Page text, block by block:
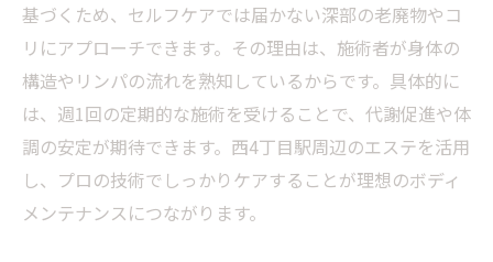
基づくため、セルフケアでは届かない深部の老廃物やコ
リにアプローチできます。その理由は、施術者が身体の
構造やリンパの流れを熟知しているからです。具体的に
は、週1回の定期的な施術を受けることで、代謝促進や体
調の安定が期待できます。西4丁目駅周辺のエステを活用
し、プロの技術でしっかりケアすることが理想のボディ
メンテナンスにつながります。